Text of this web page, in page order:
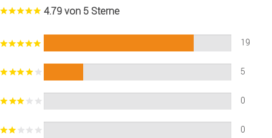
4.79 von 5 Sterne
19
5
0
0